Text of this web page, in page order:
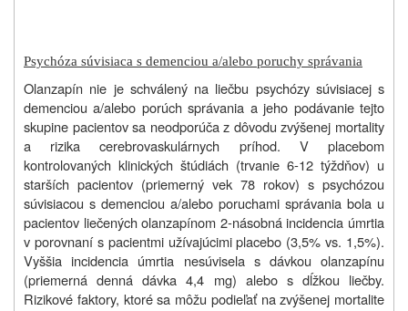
Psychóza súvisiaca s demenciou a/alebo poruchy správania
Olanzapín nie je schválený na liečbu psychózy súvisiacej s
demenciou a/alebo porúch správania a jeho podávanie tejto
skupine pacientov sa neodporúča z dôvodu zvýšenej mortality
a rizika cerebrovaskulárnych príhod. V placebom
kontrolovaných klinických štúdiách (trvanie 6-12 týždňov) u
starších pacientov (priemerný vek 78 rokov) s psychózou
súvisiacou s demenciou a/alebo poruchami správania bola u
pacientov liečených olanzapínom 2-násobná incidencia úmrtia
v porovnaní s pacientmi užívajúcimi placebo (3,5% vs. 1,5%).
Vyššia incidencia úmrtia nesúvisela s dávkou olanzapínu
(priemerná denná dávka 4,4 mg) alebo s dĺžkou liečby.
Rizikové faktory, ktoré sa môžu podieľať na zvýšenej mortalite